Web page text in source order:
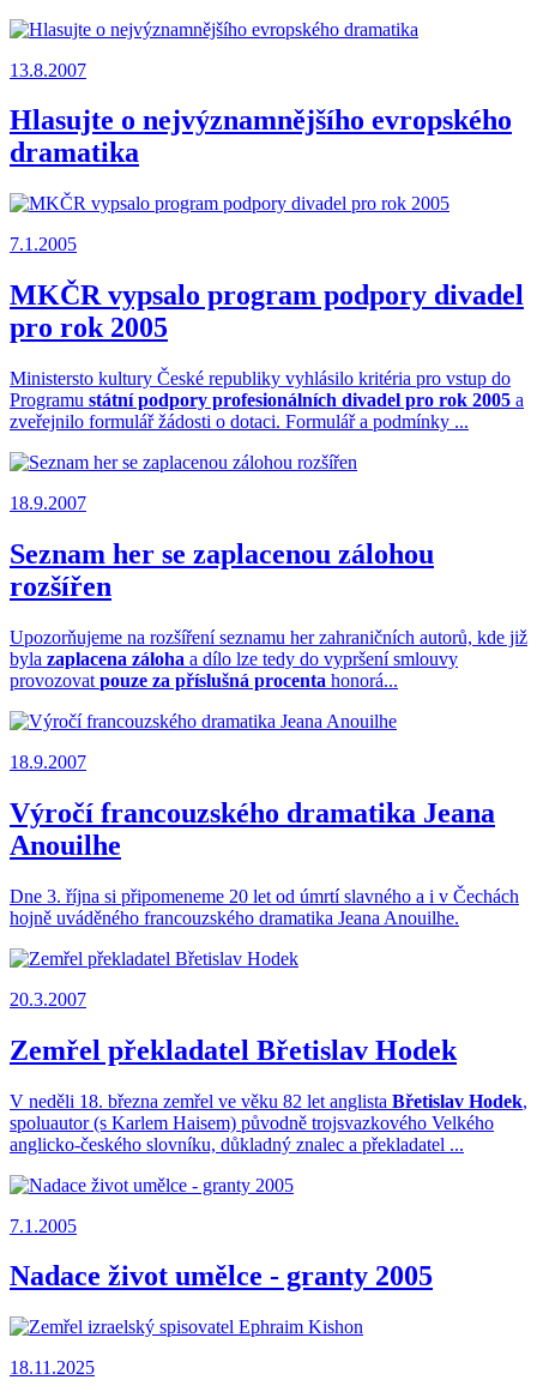
13.8.2007
Hlasujte o nejvýznamnějšího evropského
dramatika
7.1.2005
MKČR vypsalo program podpory divadel
pro rok 2005
Ministersto kultury České republiky vyhlásilo kritéria pro vstup do
Programu státní podpory profesionálních divadel pro rok 2005 a
zveřejnilo formulář žádosti o dotaci. Formulář a podmínky ...
18.9.2007
Seznam her se zaplacenou zálohou
rozšířen
Upozorňujeme na rozšíření seznamu her zahraničních autorů, kde již
byla zaplacena záloha a dílo lze tedy do vypršení smlouvy
provozovat pouze za příslušná procenta honorá...
18.9.2007
Výročí francouzského dramatika Jeana
Anouilhe
Dne 3. října si připomeneme 20 let od úmrtí slavného a i v Čechách
hojně uváděného francouzského dramatika Jeana Anouilhe.
20.3.2007
Zemřel překladatel Břetislav Hodek
V neděli 18. března zemřel ve věku 82 let anglista Břetislav Hodek,
spoluautor (s Karlem Haisem) původně trojsvazkového Velkého
anglicko-českého slovníku, důkladný znalec a překladatel ...
7.1.2005
Nadace život umělce - granty 2005
18.11.2025